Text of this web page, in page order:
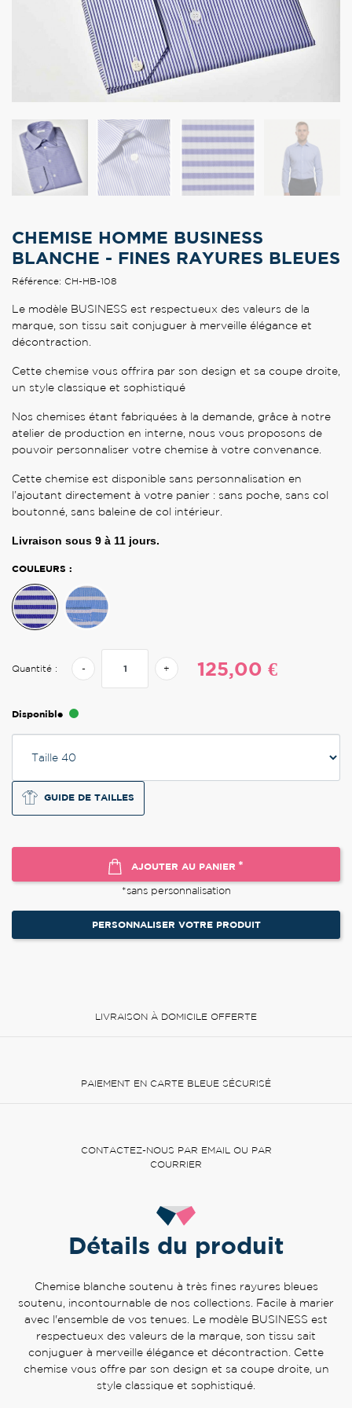
CHEMISE HOMME BUSINESS
BLANCHE - FINES RAYURES BLEUES
Référence: CH-HB-108
Le modèle BUSINESS est respectueux des valeurs de la
marque, son tissu sait conjuguer à merveille élégance et
décontraction.
Cette chemise vous offrira par son design et sa coupe droite,
un style classique et sophistiqué
Nos chemises étant fabriquées à la demande, grâce à notre
atelier de production en interne, nous vous proposons de
pouvoir personnaliser votre chemise à votre convenance.
Cette chemise est disponible sans personnalisation en
l’ajoutant directement à votre panier : sans poche, sans col
boutonné, sans baleine de col intérieur.
Livraison sous 9 à 11 jours.
COULEURS :
Quantité : - + 125,00 €
Disponible
GUIDE DE TAILLES
AJOUTER AU PANIER *
*sans personnalisation
PERSONNALISER VOTRE PRODUIT
LIVRAISON À DOMICILE OFFERTE
PAIEMENT EN CARTE BLEUE SÉCURISÉ
CONTACTEZ-NOUS PAR EMAIL OU PAR
COURRIER
Détails du produit
Chemise blanche soutenu à très fines rayures bleues
soutenu, incontournable de nos collections. Facile à marier
avec l'ensemble de vos tenues. Le modèle BUSINESS est
respectueux des valeurs de la marque, son tissu sait
conjuguer à merveille élégance et décontraction. Cette
chemise vous offre par son design et sa coupe droite, un
style classique et sophistiqué.